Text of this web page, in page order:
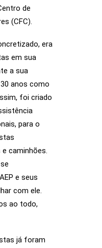
de
(CFC).
era
em sua
a sua
anos como
foi criado
para o
caminhões.
e seus
com ele.
ao todo,
já foram